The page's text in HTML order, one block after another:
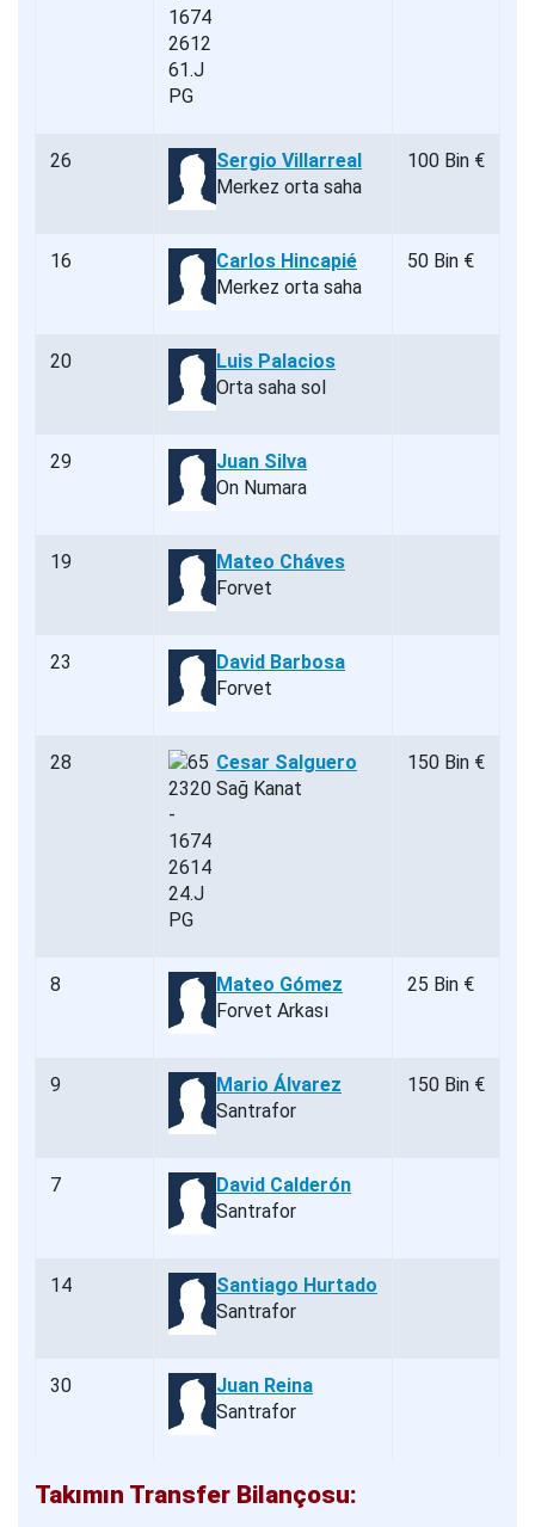
26
Sergio Villarreal
Merkez orta saha
100 Bin €
16
Carlos Hincapié
Merkez orta saha
50 Bin €
20
Luis Palacios
Orta saha sol
29
Juan Silva
On Numara
19
Mateo Cháves
Forvet
23
David Barbosa
Forvet
28
Cesar Salguero
Sağ Kanat
150 Bin €
8
Mateo Gómez
Forvet Arkası
25 Bin €
9
Mario Álvarez
Santrafor
150 Bin €
7
David Calderón
Santrafor
14
Santiago Hurtado
Santrafor
30
Juan Reina
Santrafor
Takımın Transfer Bilançosu: